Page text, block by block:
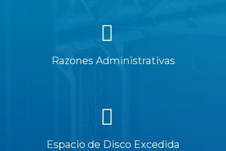
Razones Administrativas
Espacio de Disco Excedida